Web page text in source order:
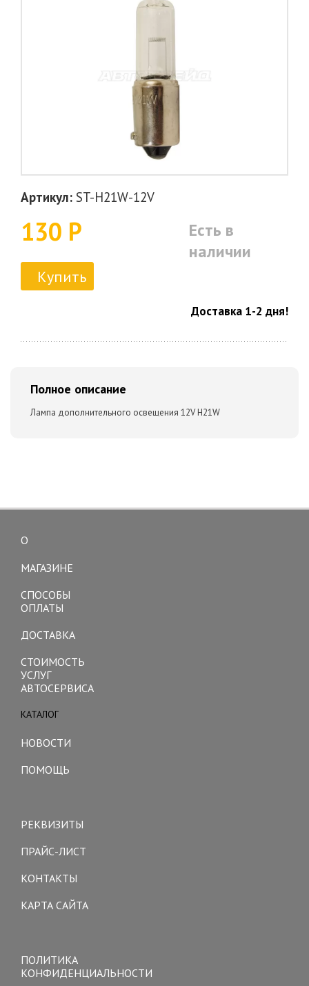
Артикул: ST-H21W-12V
130 Р
Есть в
наличии
Купить
Доставка 1-2 дня!
Полное описание
Лампа дополнительного освещения 12V H21W
О
МАГАЗИНЕ
СПОСОБЫ
ОПЛАТЫ
ДОСТАВКА
СТОИМОСТЬ
УСЛУГ
АВТОСЕРВИСА
КАТАЛОГ
НОВОСТИ
ПОМОЩЬ
РЕКВИЗИТЫ
ПРАЙС-ЛИСТ
КОНТАКТЫ
КАРТА САЙТА
ПОЛИТИКА
КОНФИДЕНЦИАЛЬНОСТИ